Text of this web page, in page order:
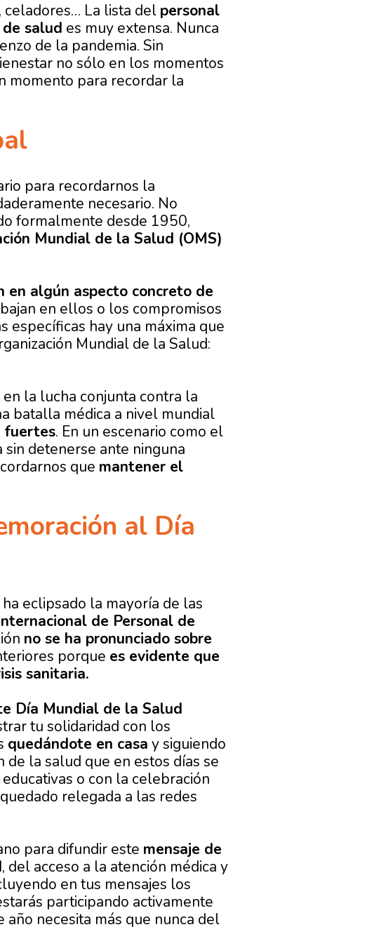
celadores… La lista del personal
salud es muy extensa. Nunca
de la pandemia. Sin
no sólo en los momentos
momento para recordar la
para recordarnos la
necesario. No
formalmente desde 1950,
Mundial de la Salud (OMS)
en algún aspecto concreto de
en ellos o los compromisos
específicas hay una máxima que
Mundial de la Salud:
la lucha conjunta contra la
batalla médica a nivel mundial
fuertes. En un escenario como el
detenerse ante ninguna
que mantener el
al Día
eclipsado la mayoría de las
de Personal de
no se ha pronunciado sobre
porque es evidente que
sanitaria.
Día Mundial de la Salud
tu solidaridad con los
quedándote en casa y siguiendo
de la salud que en estos días se
o con la celebración
relegada a las redes
para difundir este mensaje de
, del acceso a la atención médica y
en tus mensajes los
participando activamente
necesita más que nunca del